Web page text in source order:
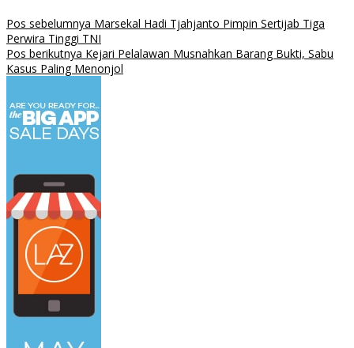
Pos sebelumnya Marsekal Hadi Tjahjanto Pimpin Sertijab Tiga
Perwira Tinggi TNI
Pos berikutnya Kejari Pelalawan Musnahkan Barang Bukti, Sabu
Kasus Paling Menonjol